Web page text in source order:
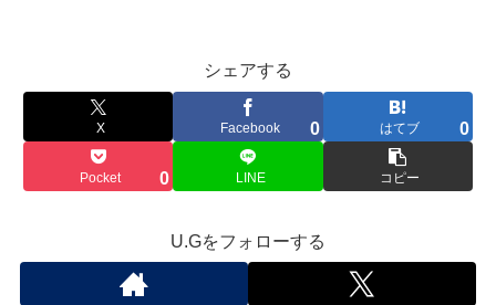
シェアする
X Facebook 0 はてブ 0
Pocket 0 LINE コピー
U.Gをフォローする